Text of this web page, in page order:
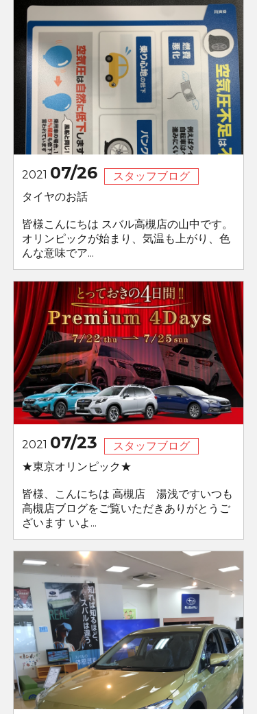
2021 07/26
スタッフブログ
タイヤのお話
皆様こんにちは スバル高槻店の山中です。
オリンピックが始まり、気温も上がり、色
んな意味でア...
2021 07/23
スタッフブログ
★東京オリンピック★
皆様、こんにちは 高槻店 湯浅ですいつも
高槻店ブログをご覧いただきありがとうご
ざいます いよ...